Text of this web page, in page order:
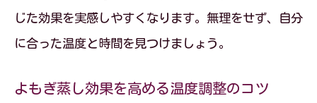
よもぎ蒸し効果を引き出すおすすめの座
り方
深める
じた効果を実感しやすくなります。無理をせず、自分
に合った温度と時間を見つけましょう。
よもぎ蒸し効果を高める温度調整のコツ